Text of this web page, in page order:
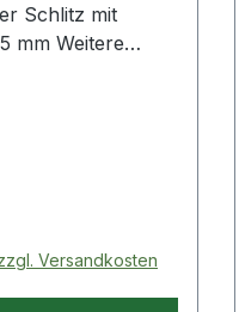
Schlitz mit
Versandkosten